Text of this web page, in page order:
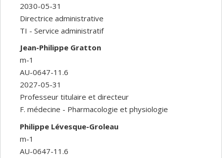
2030-05-31
Directrice administrative
TI - Service administratif
Jean-Philippe Gratton
m-1
AU-0647-11.6
2027-05-31
Professeur titulaire et directeur
F. médecine - Pharmacologie et physiologie
Philippe Lévesque-Groleau
m-1
AU-0647-11.6